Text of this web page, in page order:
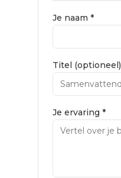
Je naam *
Titel (optioneel)
Je ervaring *